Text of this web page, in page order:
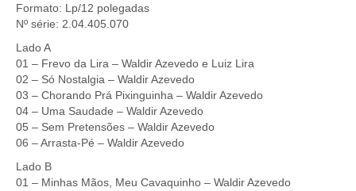
Formato: Lp/12 polegadas
Nº série: 2.04.405.070
Lado A
01 – Frevo da Lira – Waldir Azevedo e Luiz Lira
02 – Só Nostalgia – Waldir Azevedo
03 – Chorando Prá Pixinguinha – Waldir Azevedo
04 – Uma Saudade – Waldir Azevedo
05 – Sem Pretensões – Waldir Azevedo
06 – Arrasta-Pé – Waldir Azevedo
Lado B
01 – Minhas Mãos, Meu Cavaquinho – Waldir Azevedo